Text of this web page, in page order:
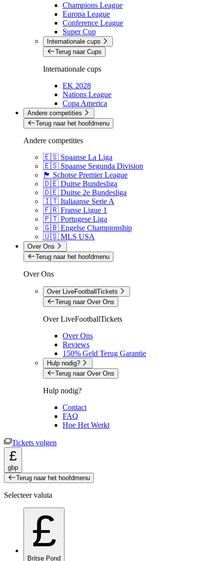
Champions League
Europa League
Conference League
Super Cup
Internationale cups
Terug naar Cups
Internationale cups
EK 2028
Nations League
Copa America
Andere competities
Terug naar het hoofdmenu
Andere competities
🇪🇸 Spaanse La Liga
🇪🇸 Spaanse Segunda Division
🏴󠁧󠁢󠁳󠁣󠁴󠁿 Schotse Premier League
🇩🇪 Duitse Bundesliga
🇩🇪 Duitse 2e Bundesliga
🇮🇹 Italiaanse Serie A
🇫🇷 Franse Ligue 1
🇵🇹 Portugese Liga
🇬🇧 Engelse Championship
🇺🇸 MLS USA
Over Ons
Terug naar het hoofdmenu
Over Ons
Over LiveFootballTickets
Terug naar Over Ons
Over LiveFootballTickets
Over Ons
Reviews
150% Geld Terug Garantie
Hulp nodig?
Terug naar Over Ons
Hulp nodig?
Contact
FAQ
Hoe Het Werkt
Tickets volgen
£
gbp
Terug naar het hoofdmenu
Selecteer valuta
£
Britse Pond